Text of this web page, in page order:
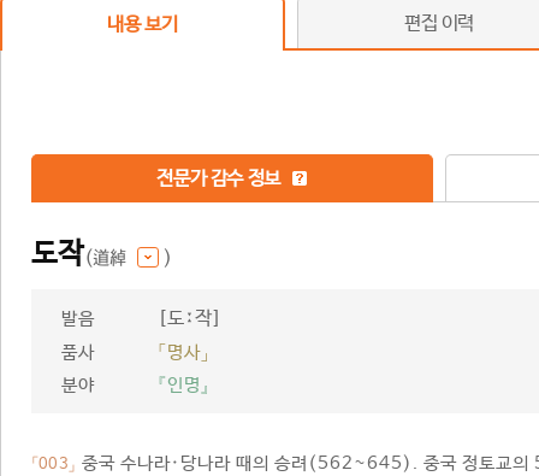
내용 보기 편집 이력
전문가 감수 정보
도작(道綽 )
발음 [도ː작]
품사
「명사」
분야
『인명』
「003」 중국 수나라·당나라 때의 승려(562~645). 중국 정토교